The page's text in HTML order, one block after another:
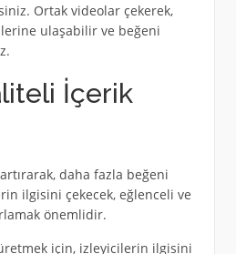
Ortak videolar çekerek,
ulaşabilir ve beğeni
İçerik
daha fazla beğeni
ilgisini çekecek, eğlenceli ve
önemlidir.
için, izleyicilerin ilgisini